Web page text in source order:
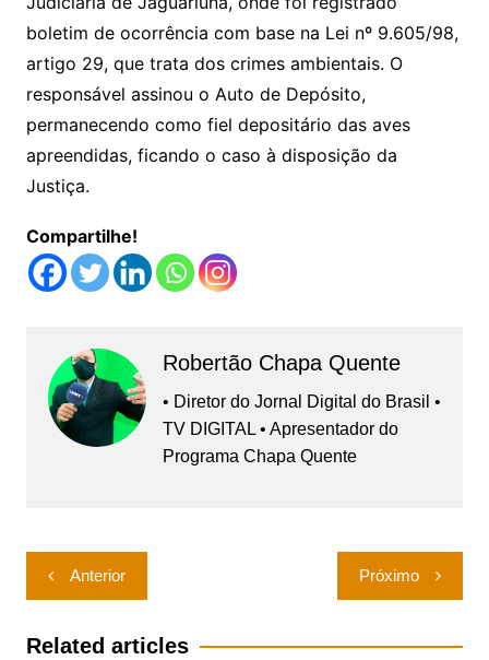
boletim de ocorrência com base na Lei nº 9.605/98,
artigo 29, que trata dos crimes ambientais. O
responsável assinou o Auto de Depósito,
permanecendo como fiel depositário das aves
apreendidas, ficando o caso à disposição da
Justiça.
Compartilhe!
Robertão Chapa Quente
• Diretor do Jornal Digital do Brasil •
TV DIGITAL • Apresentador do
Programa Chapa Quente
Navegação
de
Post
Anterior Próximo
Related articles